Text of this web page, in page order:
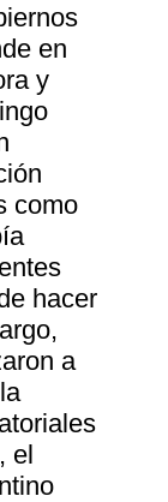
en
y
como
hacer
a
el